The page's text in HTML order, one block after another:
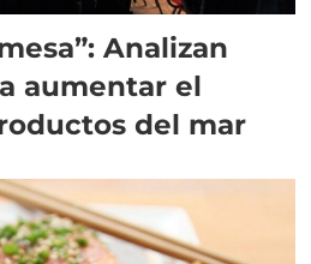
Analizan
aumentar el
del mar